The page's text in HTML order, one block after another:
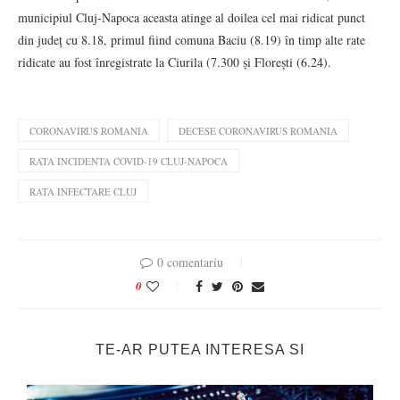
municipiul Cluj-Napoca aceasta atinge al doilea cel mai ridicat punct
din județ cu 8.18, primul fiind comuna Baciu (8.19) în timp alte rate
ridicate au fost înregistrate la Ciurila (7.300 și Florești (6.24).
CORONAVIRUS ROMANIA DECESE CORONAVIRUS ROMANIA
RATA INCIDENTA COVID-19 CLUJ-NAPOCA
RATA INFECTARE CLUJ
0 comentariu
0
TE-AR PUTEA INTERESA SI